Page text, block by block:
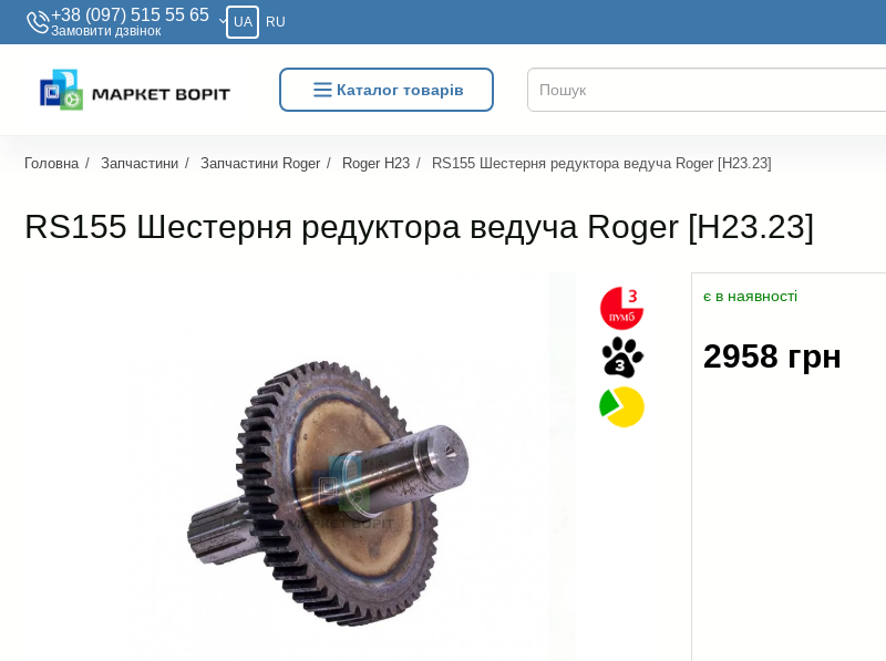
+38 (097) 515 55 65
Замовити дзвiнок
UA RU
Каталог товарів
Головна Запчастини Запчастини Roger Roger H23 RS155 Шестерня редуктора ведуча Roger [H23.23]
RS155 Шестерня редуктора ведуча Roger [H23.23]
є в наявності
2958 грн